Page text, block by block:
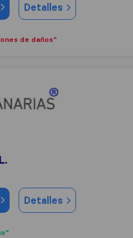
Detalles
de daños"
Detalles